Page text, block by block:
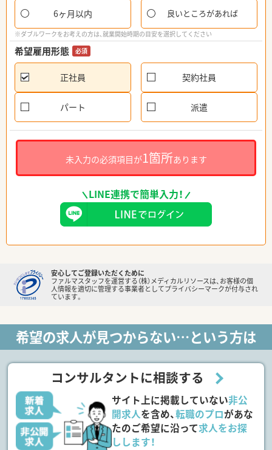
6ヶ月以内 良いところがあれば
※ダブルワークをお考えの方は、就業開始時期の目安を選択してください
希望雇用形態 必須
正社員 契約社員
パート 派遣
未入力の必須項目が1箇所あります
LINE連携で簡単入力！
安心してご登録いただくために
ファルマスタッフを運営する（株）メディカルリソースは、お客様の個
人情報を適切に管理する事業者としてプライバシーマークが付与され
ています。
希望の求人が見つからない…という方は
コンサルタントに相談する
サイト上に掲載していない非公
開求人を含め、転職のプロがあな
たのご希望に沿って求人をお探
しします！